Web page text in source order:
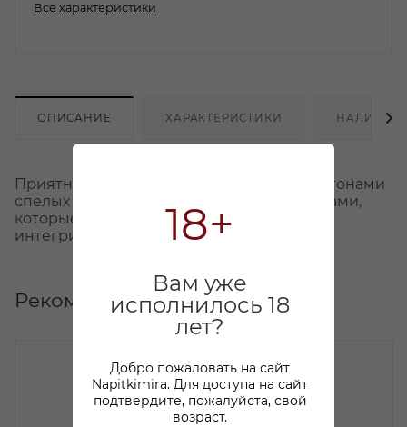
18+
Вам уже
исполнилось 18
лет?
Добро пожаловать на сайт
Napitkimira. Для доступа на сайт
подтвердите, пожалуйста, свой
возраст.
Все характеристики
ОПИСАНИЕ ХАРАКТЕРИСТИКИ НАЛИЧИЕ
Приятный вкус вина наполнен сочными тонами
спелых фруктов и минеральными оттенками,
которые чудесно оттеняются хорошо
интегрированной острой кислотностью.
Рекомендуем